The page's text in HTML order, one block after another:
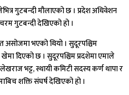
गुटबन्दी मौलाएको छ । प्रदेश अधिवेशन
गुटबन्दी देखिएको हो ।
असोजमा भएको थियो । सुदूरपश्चिम
दिएको छ । सुदूरपश्चिम प्रदशेमा एमाले
भट्ट, स्थायी कमिटी सदस्य कर्ण थापा र
शक्ति संघर्ष देखिएको हो ।